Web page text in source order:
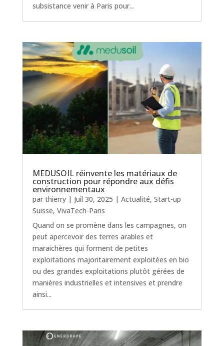
subsistance venir à Paris pour...
MEDUSOIL réinvente les matériaux de
construction pour répondre aux défis
environnementaux
par thierry| Juil 30, 2025 | Actualité, Start-up
Suisse, VivaTech-Paris
Quand on se promène dans les campagnes, on
peut apercevoir des terres arables et
maraichères qui forment de petites
exploitations majoritairement exploitées en bio
ou des grandes exploitations plutôt gérées de
manières industrielles et intensives et prendre
ainsi...